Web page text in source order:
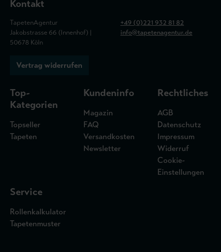
Kontakt
TapetenAgentur
Jakobstrasse 66 (Innenhof) |
50678 Köln
+49 (0)221 932 81 82
info@tapetenagentur.de
Vertrag widerrufen
Top-
Kategorien
Topseller
Tapeten
Kundeninfo
Magazin
FAQ
Versandkosten
Newsletter
Rechtliches
AGB
Datenschutz
Impressum
Widerruf
Cookie-
Einstellungen
Service
Rollenkalkulator
Tapetenmuster